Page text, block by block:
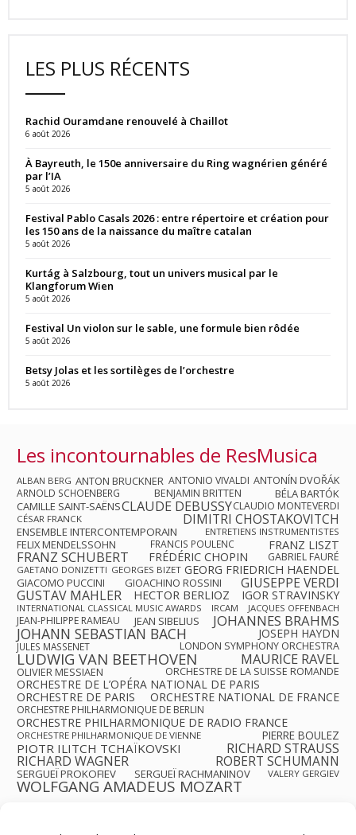
LES PLUS RÉCENTS
Rachid Ouramdane renouvelé à Chaillot
6 août 2026
À Bayreuth, le 150e anniversaire du Ring wagnérien généré
par l’IA
5 août 2026
Festival Pablo Casals 2026 : entre répertoire et création pour
les 150 ans de la naissance du maître catalan
5 août 2026
Kurtág à Salzbourg, tout un univers musical par le
Klangforum Wien
5 août 2026
Festival Un violon sur le sable, une formule bien rôdée
5 août 2026
Betsy Jolas et les sortilèges de l’orchestre
5 août 2026
Les incontournables de ResMusica
ALBAN BERG ANTON BRUCKNER ANTONIO VIVALDI ANTONÍN DVOŘÁK
ARNOLD SCHOENBERG
BENJAMIN BRITTEN
BÉLA BARTÓK
CAMILLE SAINT-SAËNSCLAUDE DEBUSSYCLAUDIO MONTEVERDI
CÉSAR FRANCK DIMITRI CHOSTAKOVITCH
ENSEMBLE INTERCONTEMPORAIN ENTRETIENS INSTRUMENTISTES
FELIX MENDELSSOHN FRANCIS POULENC FRANZ LISZT
FRANZ SCHUBERT FRÉDÉRIC CHOPIN GABRIEL FAURÉ
GAETANO DONIZETTI GEORGES BIZET GEORG FRIEDRICH HAENDEL
GIACOMO PUCCINI GIOACHINO ROSSINI GIUSEPPE VERDI
GUSTAV MAHLER HECTOR BERLIOZ IGOR STRAVINSKY
INTERNATIONAL CLASSICAL MUSIC AWARDS IRCAM JACQUES OFFENBACH
JEAN-PHILIPPE RAMEAU JEAN SIBELIUS JOHANNES BRAHMS
JOHANN SEBASTIAN BACH JOSEPH HAYDN
JULES MASSENET LONDON SYMPHONY ORCHESTRA
LUDWIG VAN BEETHOVEN MAURICE RAVEL
OLIVIER MESSIAEN ORCHESTRE DE LA SUISSE ROMANDE
ORCHESTRE DE L’OPÉRA NATIONAL DE PARIS
ORCHESTRE DE PARIS
ORCHESTRE NATIONAL DE FRANCE
ORCHESTRE PHILHARMONIQUE DE BERLIN
ORCHESTRE PHILHARMONIQUE DE RADIO FRANCE
ORCHESTRE PHILHARMONIQUE DE VIENNE PIERRE BOULEZ
PIOTR ILITCH TCHAÏKOVSKI RICHARD STRAUSS
RICHARD WAGNER ROBERT SCHUMANN
SERGUEÏ PROKOFIEV SERGUEÏ RACHMANINOV VALERY GERGIEV
WOLFGANG AMADEUS MOZART